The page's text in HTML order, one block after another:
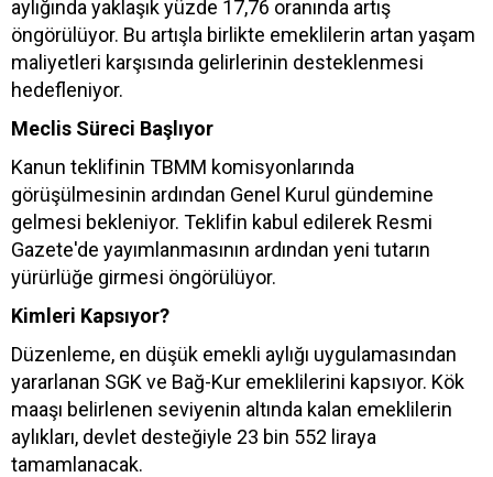
aylığında yaklaşık yüzde 17,76 oranında artış
öngörülüyor. Bu artışla birlikte emeklilerin artan yaşam
maliyetleri karşısında gelirlerinin desteklenmesi
hedefleniyor.
Meclis Süreci Başlıyor
Kanun teklifinin TBMM komisyonlarında
görüşülmesinin ardından Genel Kurul gündemine
gelmesi bekleniyor. Teklifin kabul edilerek Resmi
Gazete'de yayımlanmasının ardından yeni tutarın
yürürlüğe girmesi öngörülüyor.
Kimleri Kapsıyor?
Düzenleme, en düşük emekli aylığı uygulamasından
yararlanan SGK ve Bağ-Kur emeklilerini kapsıyor. Kök
maaşı belirlenen seviyenin altında kalan emeklilerin
aylıkları, devlet desteğiyle 23 bin 552 liraya
tamamlanacak.